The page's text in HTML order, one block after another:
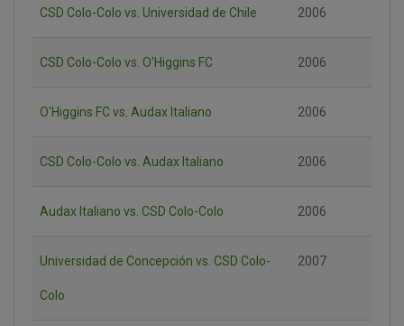
CSD Colo-Colo vs. Universidad de Chile 2006
CSD Colo-Colo vs. O'Higgins FC 2006
O'Higgins FC vs. Audax Italiano 2006
CSD Colo-Colo vs. Audax Italiano 2006
Audax Italiano vs. CSD Colo-Colo 2006
Universidad de Concepción vs. CSD Colo-
Colo
2007